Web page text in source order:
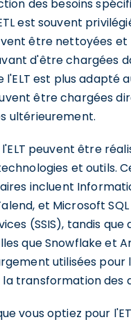
des besoins
est souvent
être nettoyées et
d'être chargées
l'ELT est plus adapté
être chargées
ultérieurement.
l'ELT peuvent être
et outils.
incluent
et Microsoft
(SSIS), tandis que
que Snowflake et
utilisées pour
transformation des
vous optiez pour